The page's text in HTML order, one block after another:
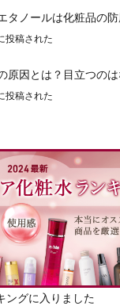
タノールは化粧品の
投稿された
原因とは？目立つの
投稿された
ングに入りました